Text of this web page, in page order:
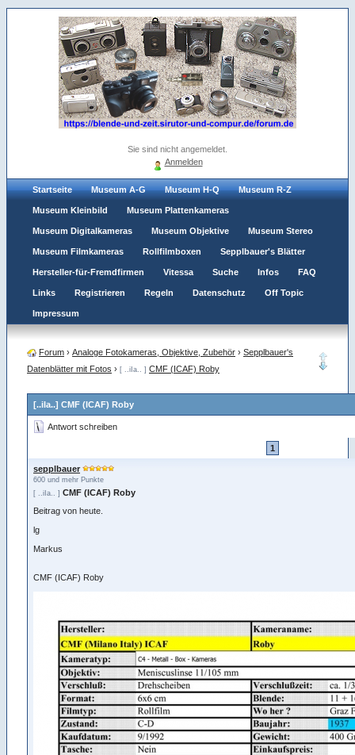
Sie sind nicht angemeldet.
Anmelden
Startseite Museum A-G Museum H-Q Museum R-Z
Museum Kleinbild Museum Plattenkameras
Museum Digitalkameras Museum Objektive Museum Stereo
Museum Filmkameras Rollfilmboxen Sepplbauer's Blätter
Hersteller-für-Fremdfirmen Vitessa Suche Infos FAQ
Links Registrieren Regeln Datenschutz Off Topic
Impressum
Forum › Analoge Fotokameras, Objektive, Zubehör › Sepplbauer's
Datenblätter mit Fotos › [ ..iIa.. ] CMF (ICAF) Roby
[..iIa..] CMF (ICAF) Roby
Antwort schreiben
1
sepplbauer
600 und mehr Punkte
[ ..iIa.. ] CMF (ICAF) Roby
Beitrag von heute.
lg
Markus
CMF (ICAF) Roby